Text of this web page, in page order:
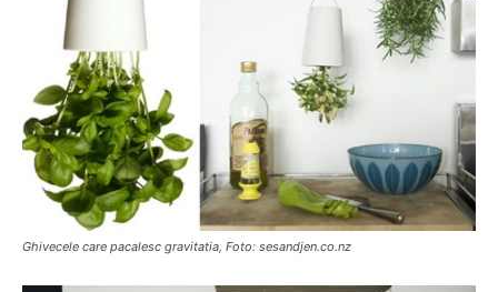
Ghivecele care pacalesc gravitatia, Foto: sesandjen.co.nz